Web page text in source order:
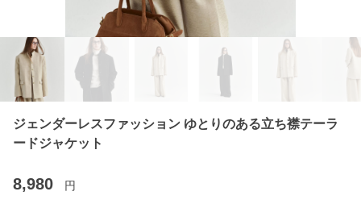
ジェンダーレスファッション ゆとりのある立ち襟テーラ
ードジャケット
8,980 円